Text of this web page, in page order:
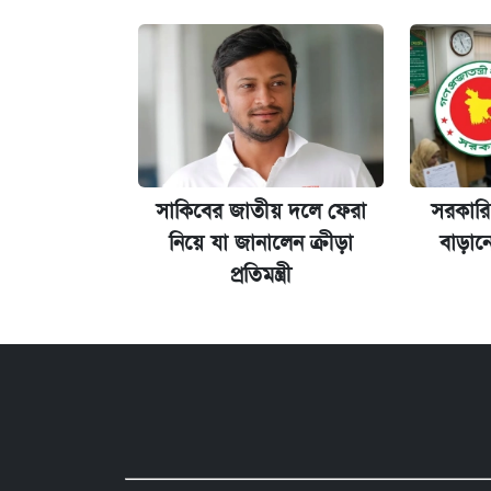
সাকিবের জাতীয় দলে ফেরা
নিয়ে যা জানালেন ক্রীড়া
প্রতিমন্ত্রী